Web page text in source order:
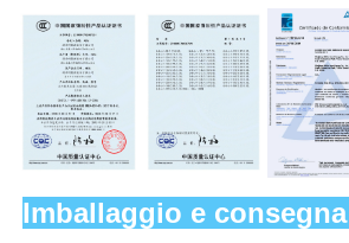
Imballaggio e consegna